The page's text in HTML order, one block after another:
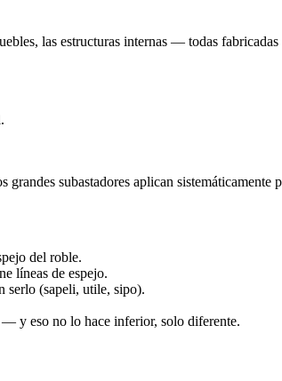
las estructuras internas — todas
subastadores aplican
del roble.
líneas de espejo.
serlo (sapeli, utile, sipo).
— y eso no lo hace inferior, solo diferente.